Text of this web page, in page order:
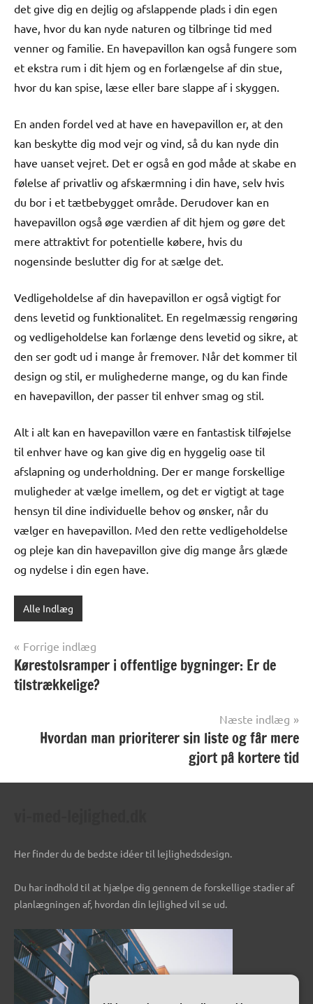
det give dig en dejlig og afslappende plads i din egen
have, hvor du kan nyde naturen og tilbringe tid med
venner og familie. En havepavillon kan også fungere som
et ekstra rum i dit hjem og en forlængelse af din stue,
hvor du kan spise, læse eller bare slappe af i skyggen.
En anden fordel ved at have en havepavillon er, at den
kan beskytte dig mod vejr og vind, så du kan nyde din
have uanset vejret. Det er også en god måde at skabe en
følelse af privatliv og afskærmning i din have, selv hvis
du bor i et tætbebygget område. Derudover kan en
havepavillon også øge værdien af dit hjem og gøre det
mere attraktivt for potentielle købere, hvis du
nogensinde beslutter dig for at sælge det.
Vedligeholdelse af din havepavillon er også vigtigt for
dens levetid og funktionalitet. En regelmæssig rengøring
og vedligeholdelse kan forlænge dens levetid og sikre, at
den ser godt ud i mange år fremover. Når det kommer til
design og stil, er mulighederne mange, og du kan finde
en havepavillon, der passer til enhver smag og stil.
Alt i alt kan en havepavillon være en fantastisk tilføjelse
til enhver have og kan give dig en hyggelig oase til
afslapning og underholdning. Der er mange forskellige
muligheder at vælge imellem, og det er vigtigt at tage
hensyn til dine individuelle behov og ønsker, når du
vælger en havepavillon. Med den rette vedligeholdelse
og pleje kan din havepavillon give dig mange års glæde
og nydelse i din egen have.
Alle Indlæg
Indlægsnavigation
Forrige indlæg
Kørestolsramper i offentlige bygninger: Er de
tilstrækkelige?
Næste indlæg
Hvordan man prioriterer sin liste og får mere
gjort på kortere tid
Her finder du de bedste idéer til lejlighedsdesign.
Du har indhold til at hjælpe dig gennem de forskellige stadier af
planlægningen af, hvordan din lejlighed vil se ud.